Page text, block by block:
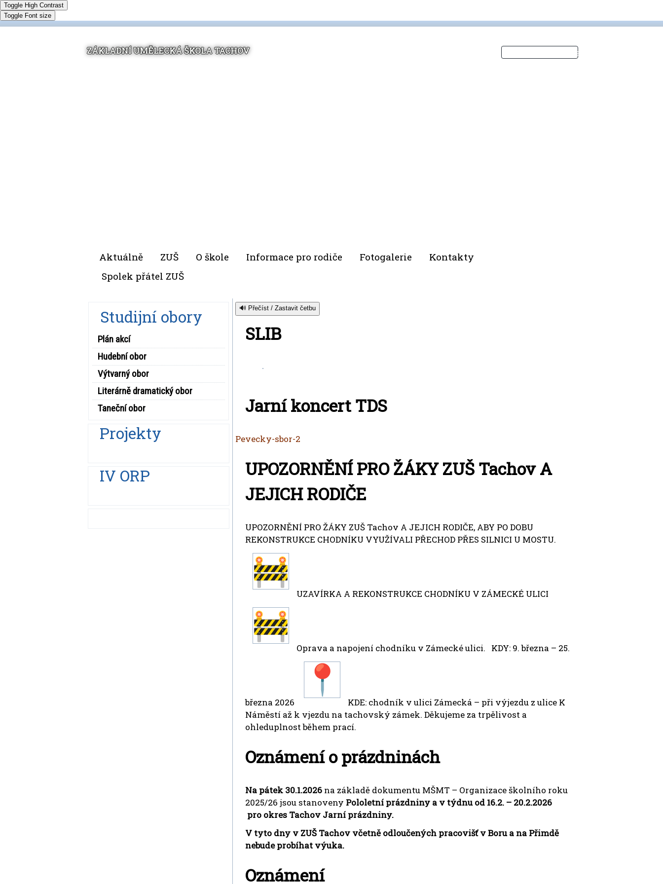
Toggle High Contrast
Toggle Font size
ZÁKLADNÍ UMĚLECKÁ ŠKOLA TACHOV
Aktuálně ZUŠ O škole Informace pro rodiče Fotogalerie
Kontakty
Spolek přátel ZUŠ
Studijní obory
Plán akcí
Hudební obor
Výtvarný obor
Literárně dramatický obor
Taneční obor
Projekty
IV ORP
🔊 Přečíst / Zastavit četbu
SLIB
Jarní koncert TDS
Pevecky-sbor-2
UPOZORNĚNÍ PRO ŽÁKY ZUŠ Tachov A
JEJICH RODIČE
UPOZORNĚNÍ PRO ŽÁKY ZUŠ Tachov A JEJICH RODIČE, ABY PO DOBU
REKONSTRUKCE CHODNÍKU VYUŽÍVALI PŘECHOD PŘES SILNICI U MOSTU.
UZAVÍRKA A REKONSTRUKCE CHODNÍKU V ZÁMECKÉ ULICI
Oprava a napojení chodníku v Zámecké ulici. KDY: 9. března – 25.
března 2026
KDE: chodník v ulici Zámecká – při výjezdu z ulice K
Náměstí až k vjezdu na tachovský zámek. Děkujeme za trpělivost a
ohleduplnost během prací.
Oznámení o prázdninách
Na pátek 30.1.2026 na základě dokumentu MŠMT – Organizace školního roku
2025/26 jsou stanoveny Pololetní prázdniny a v týdnu od 16.2. – 20.2.2026
pro okres Tachov Jarní prázdniny.
V tyto dny v ZUŠ Tachov včetně odloučených pracovišť v Boru a na Přimdě
nebude probíhat výuka.
Oznámení